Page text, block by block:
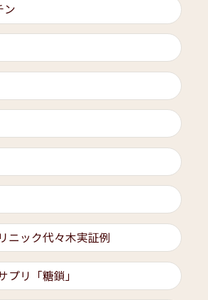
ン
ニック代々木実証例
プリ「糖鎖」